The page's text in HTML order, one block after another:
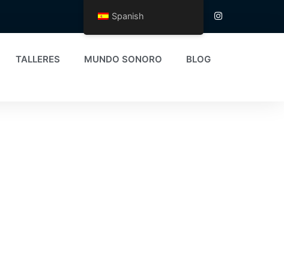
TALLERES MUNDO SONORO BLOG
Spanish